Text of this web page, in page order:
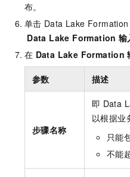
布。
单击 Data Lake Formation
Data Lake Formation 输
在 Data Lake Formation
参数 描述
步骤名称
即 Data
以根据业
只能
不能